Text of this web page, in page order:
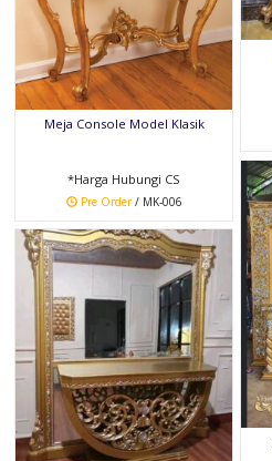
Meja Console Model Klasik
*Harga Hubungi CS
Pre Order/ MK-006